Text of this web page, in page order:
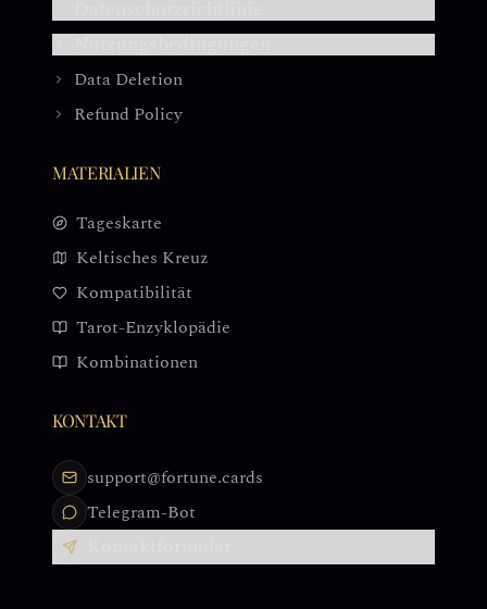
Data Deletion
Refund Policy
MATERIALIEN
Tageskarte
Keltisches Kreuz
Kompatibilität
Tarot-Enzyklopädie
Kombinationen
KONTAKT
support@fortune.cards
Telegram-Bot